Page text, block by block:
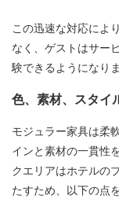
この迅速な対応によ
なく、ゲストはサー
験できるようになりま
色、素材、スタイ
モジュラー家具は柔
インと素材の一貫性
クエリアはホテルの
たすため、以下の点